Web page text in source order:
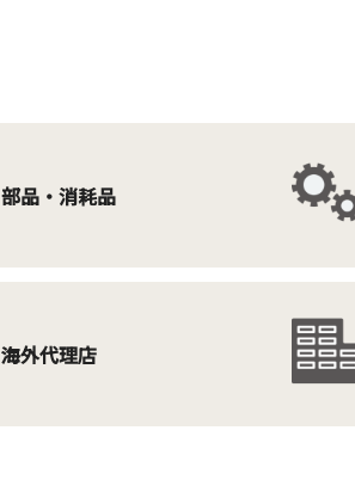
部品・消耗品
海外代理店